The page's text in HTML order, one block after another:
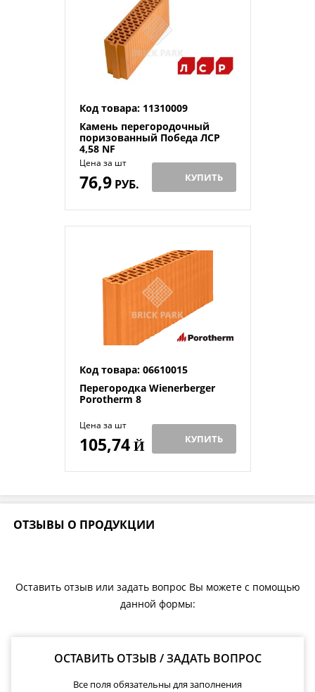
Код товара: 11310009
Камень перегородочный
поризованный Победа ЛСР
4,58 NF
Цена за шт
76,9РУБ. КУПИТЬ
Код товара: 06610015
Перегородка Wienerberger
Porotherm 8
Цена за шт
105,74Й КУПИТЬ
ОТЗЫВЫ О ПРОДУКЦИИ
Оставить отзыв или задать вопрос Вы можете с помощью
данной формы:
ОСТАВИТЬ ОТЗЫВ / ЗАДАТЬ ВОПРОС
Все поля обязательны для заполнения